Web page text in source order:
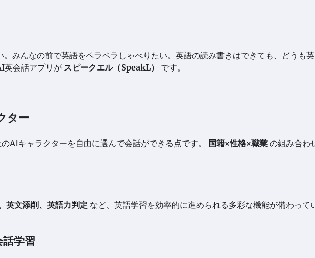
みんなの前で英語をペラペラしゃべりたい。英語の読み書きはできても、どうも英
英会話アプリが スピークエル（SpeakL） です。
ター
AIキャラクターを自由に選んで会話ができる点です。 国籍×性格×職業 の組み合わ
英文添削、英語力判定 など、英語学習を効率的に進められる多彩な機能が備わって
学習